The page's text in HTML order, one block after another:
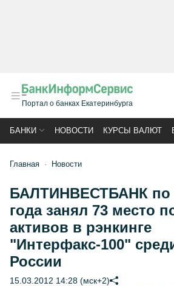
Портал о банках Екатеринбурга
БАНКИ НОВОСТИ КУРСЫ ВАЛЮТ
Главная Новости
БАЛТИНВЕСТБАНК по
года занял 73 место
активов в рэнкинге
"Интерфакс-100"
России
15.03.2012 14:28 (мск+2)